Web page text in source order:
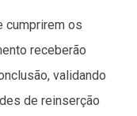
cumprirem os
receberão
validando
de reinserção